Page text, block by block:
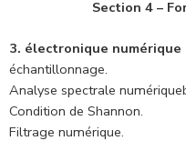
Section 4 –
3. électronique numérique
échantillonnage.
Analyse spectrale
Condition de Shannon.
Filtrage numérique.